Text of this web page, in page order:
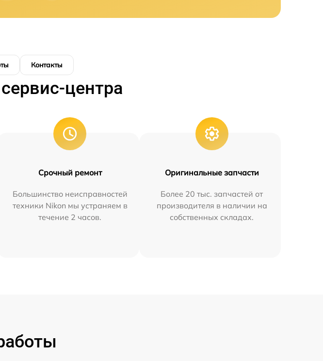
Контакты
центра
Срочный ремонт
Большинство неисправностей
техники Nikon мы устраняем в
течение 2 часов.
Оригинальные запчасти
Более 20 тыс. запчастей от
производителя в наличии на
собственных складах.